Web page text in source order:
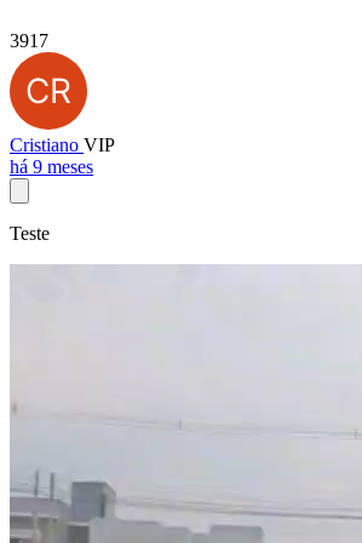
3917
Cristiano VIP
há 9 meses
Teste